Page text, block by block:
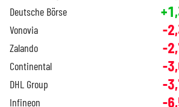
Deutsche Börse
Vonovia -
Zalando -
Continental -
DHL Group -
Infineon -